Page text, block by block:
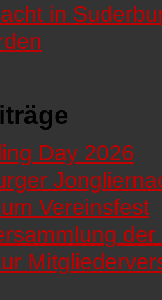
in
Day 2026
Vereinsfest